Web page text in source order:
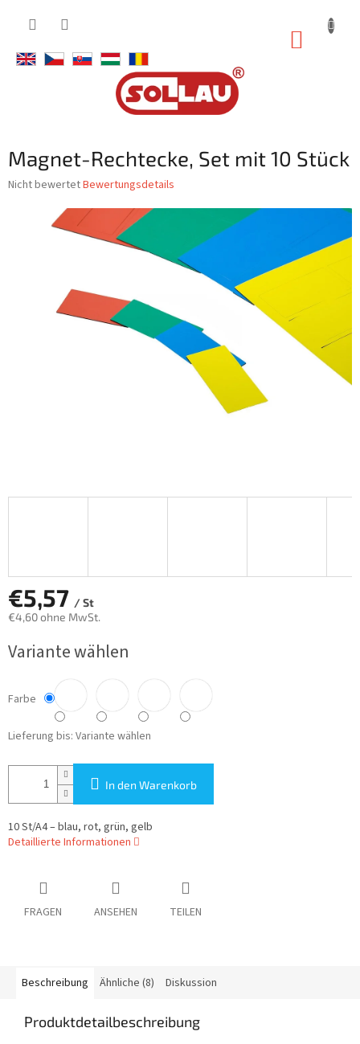
Magnet-Rechtecke, Set mit 10 Stück
Die
Produktbewertung
Nicht bewertetBewertungsdetails
€5,57 / St
€4,60 ohne MwSt.
Variante wählen
Farbe
Lieferung bis: Variante wählen
In den Warenkorb
10 St/A4 – blau, rot, grün, gelb
Detaillierte Informationen
FRAGEN ANSEHEN TEILEN
Beschreibung Ähnliche (8) Diskussion
Produktdetailbeschreibung